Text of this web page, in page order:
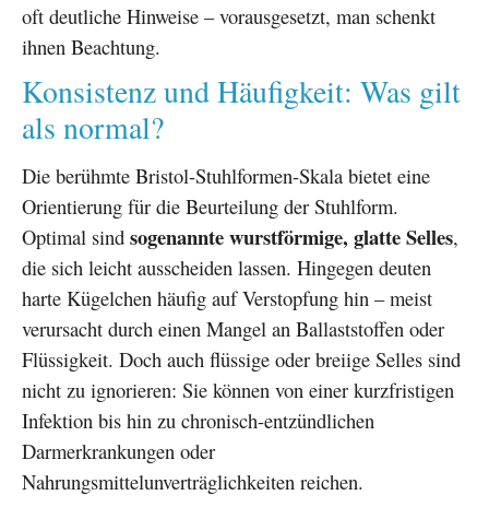
oft deutliche Hinweise – vorausgesetzt, man schenkt
ihnen Beachtung.
Konsistenz und Häufigkeit: Was gilt
als normal?
Die berühmte Bristol-Stuhlformen-Skala bietet eine
Orientierung für die Beurteilung der Stuhlform.
Optimal sind sogenannte wurstförmige, glatte Selles,
die sich leicht ausscheiden lassen. Hingegen deuten
harte Kügelchen häufig auf Verstopfung hin – meist
verursacht durch einen Mangel an Ballaststoffen oder
Flüssigkeit. Doch auch flüssige oder breiige Selles sind
nicht zu ignorieren: Sie können von einer kurzfristigen
Infektion bis hin zu chronisch-entzündlichen
Darmerkrankungen oder
Nahrungsmittelunverträglichkeiten reichen.